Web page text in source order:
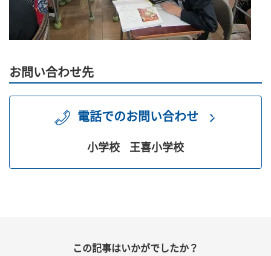
お問い合わせ先
電話でのお問い合わせ
小学校 王喜小学校
この記事はいかがでしたか？